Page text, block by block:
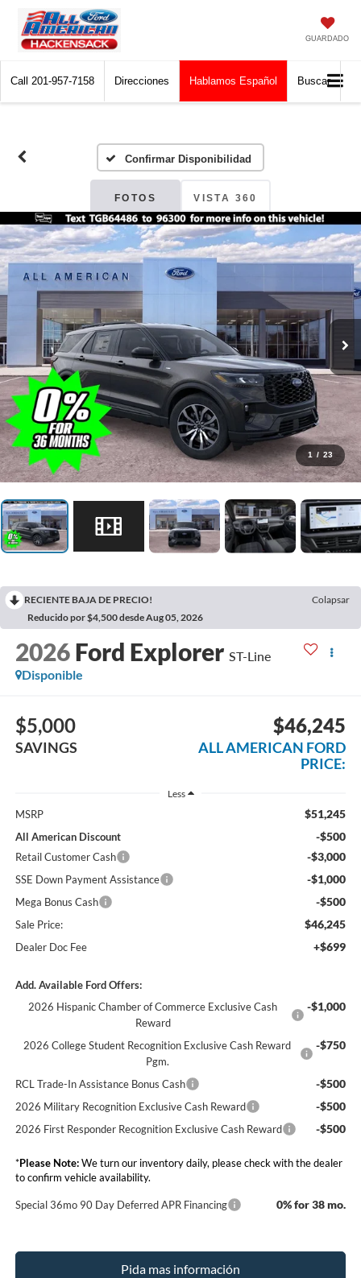
GUARDADO
Call 201-957-7158 Direcciones Hablamos Español Buscar
Confirmar Disponibilidad
FOTOS VISTA 360
1 / 23
RECIENTE BAJA DE PRECIO!
Colapsar
Reducido por $4,500 desde Aug 05, 2026
2026 Ford Explorer ST-Line
Disponible
$5,000
SAVINGS
$46,245
ALL AMERICAN FORD
PRICE:
Less
MSRP $51,245
All American Discount -$500
Retail Customer Cash -$3,000
SSE Down Payment Assistance -$1,000
Mega Bonus Cash -$500
Sale Price: $46,245
Dealer Doc Fee +$699
Add. Available Ford Offers:
2026 Hispanic Chamber of Commerce Exclusive Cash
Reward
-$1,000
2026 College Student Recognition Exclusive Cash Reward
Pgm.
-$750
RCL Trade-In Assistance Bonus Cash -$500
2026 Military Recognition Exclusive Cash Reward -$500
2026 First Responder Recognition Exclusive Cash Reward -$500
*Please Note:We turn our inventory daily, please check with the dealer
to confirm vehicle availability.
Special 36mo 90 Day Deferred APR Financing 0% for 38 mo.
Pida mas información